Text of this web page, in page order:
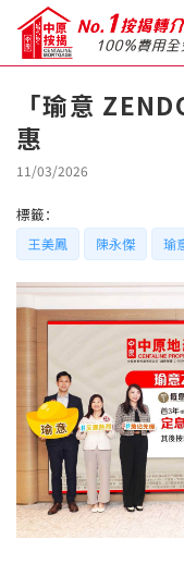
關於我們
人才房貸・開戶優惠
免費房貸轉介服務
免費開戶轉介服務
私人貸款
優惠禮遇
新盤優越按揭優惠
「瑜意
惠
11/03/2026
標籤：
王美鳳 陳永傑 瑜